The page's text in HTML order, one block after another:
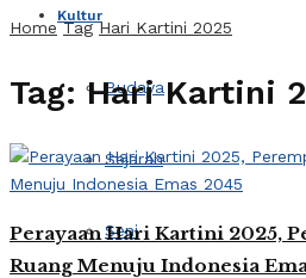
Kultur
Budaya
Sejarah
Seni
Home Tag Hari Kartini 2025
Tag:Hari Kartini
Perayaan Hari Kartini 2025,
Ruang Menuju Indonesia